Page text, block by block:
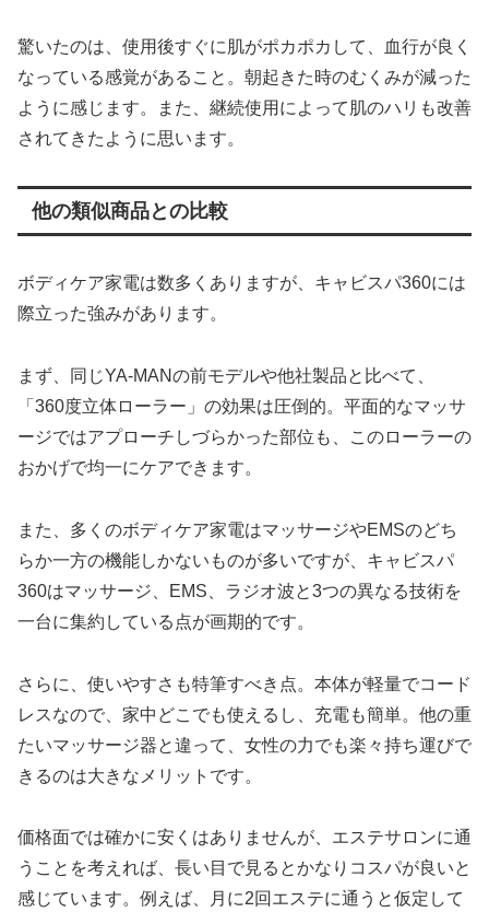
驚いたのは、使用後すぐに肌がポカポカして、血行が良く
なっている感覚があること。朝起きた時のむくみが減った
ように感じます。また、継続使用によって肌のハリも改善
されてきたように思います。
他の類似商品との比較
ボディケア家電は数多くありますが、キャビスパ360には
際立った強みがあります。
まず、同じYA-MANの前モデルや他社製品と比べて、
「360度立体ローラー」の効果は圧倒的。平面的なマッサ
ージではアプローチしづらかった部位も、このローラーの
おかげで均一にケアできます。
また、多くのボディケア家電はマッサージやEMSのどち
らか一方の機能しかないものが多いですが、キャビスパ
360はマッサージ、EMS、ラジオ波と3つの異なる技術を
一台に集約している点が画期的です。
さらに、使いやすさも特筆すべき点。本体が軽量でコード
レスなので、家中どこでも使えるし、充電も簡単。他の重
たいマッサージ器と違って、女性の力でも楽々持ち運びで
きるのは大きなメリットです。
価格面では確かに安くはありませんが、エステサロンに通
うことを考えれば、長い目で見るとかなりコスパが良いと
感じています。例えば、月に2回エステに通うと仮定して